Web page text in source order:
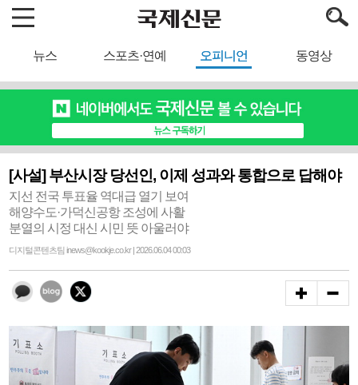
뉴스 스포츠·연예 오피니언 동영상
[사설] 부산시장 당선인, 이제 성과와 통합으로 답해야
지선 전국 투표율 역대급 열기 보여
해양수도·가덕신공항 조성에 사활
분열의 시정 대신 시민 뜻 아울러야
디지털콘텐츠팀 inews@kookje.co.kr | 2026.06.04 00:03